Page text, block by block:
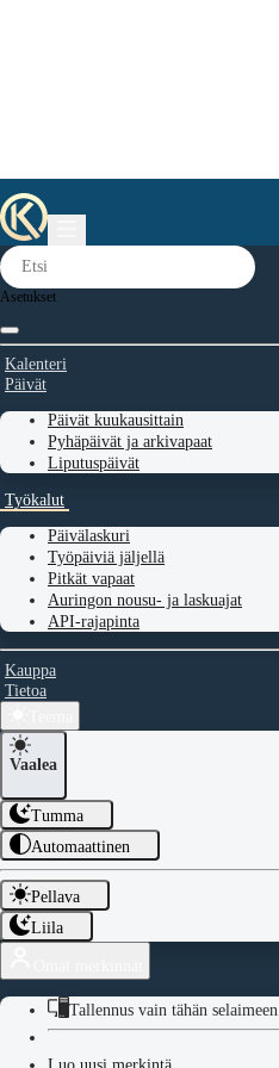
Asetukset
Kalenteri
Päivät
Päivät kuukausittain
Pyhäpäivät ja arkivapaat
Liputuspäivät
Työkalut
Päivälaskuri
Työpäiviä jäljellä
Pitkät vapaat
Auringon nousu- ja laskuajat
API-rajapinta
Kauppa
Tietoa
Vaalea
Tumma
Automaattinen
Pellava
Liila
Tallennus vain tähän selaimeen